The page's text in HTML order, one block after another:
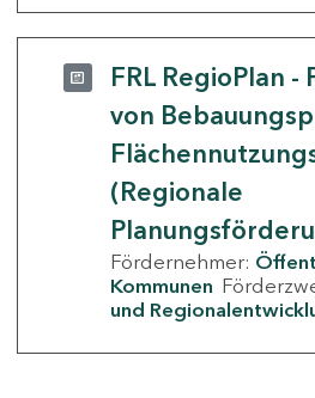
FRL RegioPlan -
von
(Regionale
Fördernehmer:
Kommunen
und